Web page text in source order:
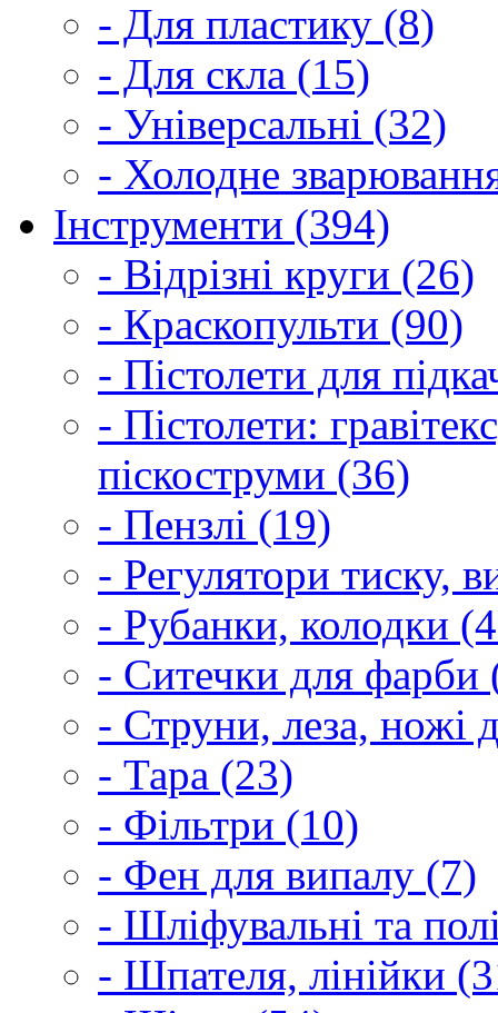
- Для пластику (8)
- Для скла (15)
- Універсальні (32)
- Холодне
Інструменти (394)
- Відрізні круги (26)
- Краскопульти (90)
- Пістолети для
- Пістолети:
піскоструми (36)
- Пензлі (19)
- Регулятори тиску,
- Рубанки, колодки
- Ситечки для фарби
- Струни, леза, ножі
- Тара (23)
- Фільтри (10)
- Фен для випалу (7)
- Шліфувальні та
- Шпателя, лінійки